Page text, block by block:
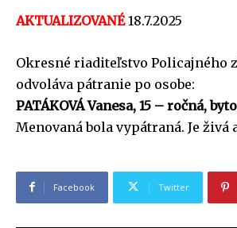
AKTUALIZOVANÉ18.7.2025
Okresné riaditeľstvo Policajného
odvoláva pátranie po osobe:
PATÁKOVÁ Vanesa, 15 – ročná,
Menovaná bola vypátraná. Je živá
Facebook Twitter